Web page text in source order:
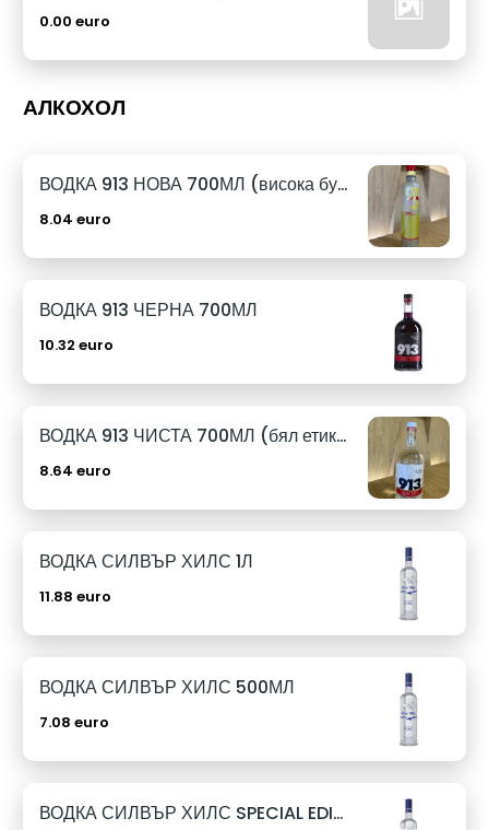
0.00 euro
АЛКОХОЛ
ВОДКА 913 НОВА 700МЛ (висока бутилка)
8.04 euro
ВОДКА 913 ЧЕРНА 700МЛ
10.32 euro
ВОДКА 913 ЧИСТА 700МЛ (бял етикет)
8.64 euro
ВОДКА СИЛВЪР ХИЛС 1Л
11.88 euro
ВОДКА СИЛВЪР ХИЛС 500МЛ
7.08 euro
ВОДКА СИЛВЪР ХИЛС SPECIAL EDITION 1Л